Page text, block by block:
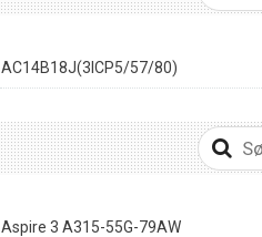
AC14B18J(3ICP5/57/80)
Aspire 3 A315-55G-79AW